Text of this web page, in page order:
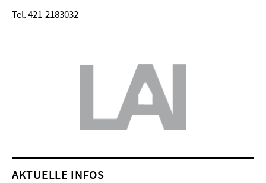
Tel. 421-2183032
AKTUELLE INFOS